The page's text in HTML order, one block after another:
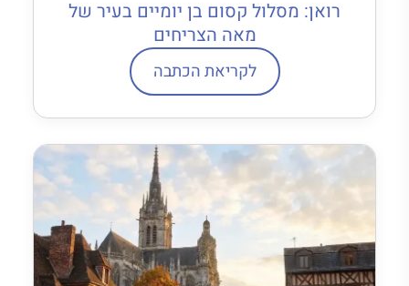
רואן: מסלול קסום בן יומיים בעיר של
מאה הצריחים
לקריאת הכתבה